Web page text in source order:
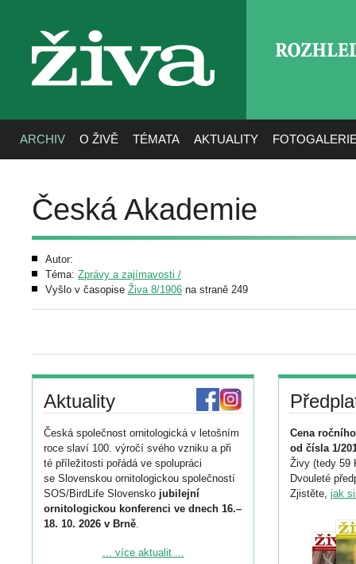
živa
ARCHIV O ŽIVĚ TÉMATA AKTUALITY
Česká Akademie
Autor:
Téma: Zprávy a zajímavosti /
Vyšlo v časopise Živa 8/1906 na straně 249
Aktuality
Česká společnost ornitologická v letošním
roce slaví 100. výročí svého vzniku a při
té příležitosti pořádá ve spolupráci
se Slovenskou ornitologickou společností
SOS/BirdLife Slovensko jubilejní
ornitologickou konferenci ve dnech 16.–
18. 10. 2026 v Brně.
Podrobnější informace ke konferenci
... více aktualit ...
Cena
od čísla 1/
Živy (tedy 59
Dvouleté
Zjistěte, jak